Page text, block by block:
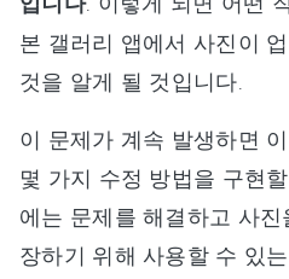
본 갤러리 앱에서 사진이
것을 알게 될 것입니다.
이 문제가 계속 발생하면
몇 가지 수정 방법을 구현
에는 문제를 해결하고 사
장하기 위해 사용할 수 있